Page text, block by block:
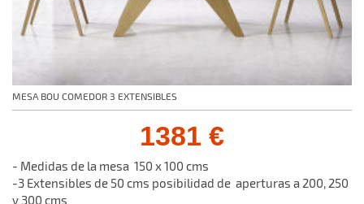
MESA BOU COMEDOR 3 EXTENSIBLES
1381 €
- Medidas de la mesa 150 x 100 cms
-3 Extensibles de 50 cms posibilidad de aperturas a 200, 250
y 300 cms